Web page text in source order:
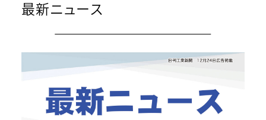
ログイン 会員登録
最新ニュース